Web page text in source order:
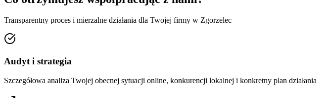
Transparentny proces i mierzalne działania dla Twojej firmy w Zgorzelec
Audyt i strategia
Szczegółowa analiza Twojej obecnej sytuacji online, konkurencji lokalnej i konkretny plan działania